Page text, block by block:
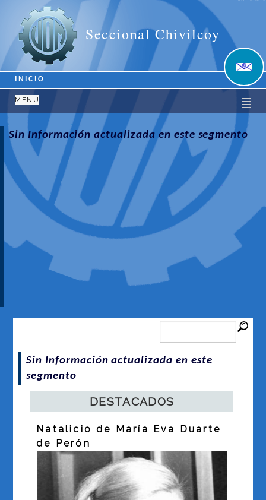
Seccional Chivilcoy
INICIO
MENU
Sin Información actualizada en este segmento
Sin Información actualizada en este
segmento
DESTACADOS
Natalicio de María Eva Duarte
de Perón